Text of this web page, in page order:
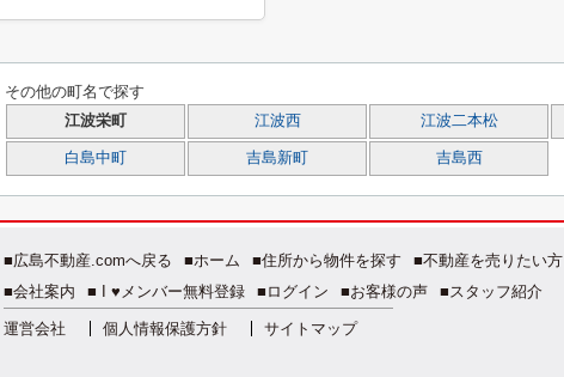
その他の町名で探す
江波栄町 江波西 江波二本松
白島中町 吉島新町 吉島西
■広島不動産.comへ戻る ■ホーム ■住所から物件を探す
■不動産を売りたい方
■会社案内
■ I ♥メンバー無料登録 ■ログイン ■お客様の声 ■スタッフ紹介
運営会社 個人情報保護方針 サイトマップ